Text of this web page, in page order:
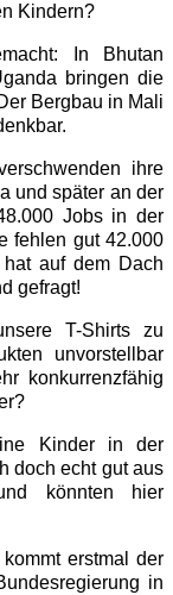
Kindern?
In Bhutan
bringen die
Bergbau in Mali
ihre
und später an der
Jobs in der
fehlen gut 42.000
hat auf dem Dach
gefragt!
T-Shirts zu
unvorstellbar
konkurrenzfähig
Kinder in der
doch echt gut aus
könnten hier
erstmal der
in